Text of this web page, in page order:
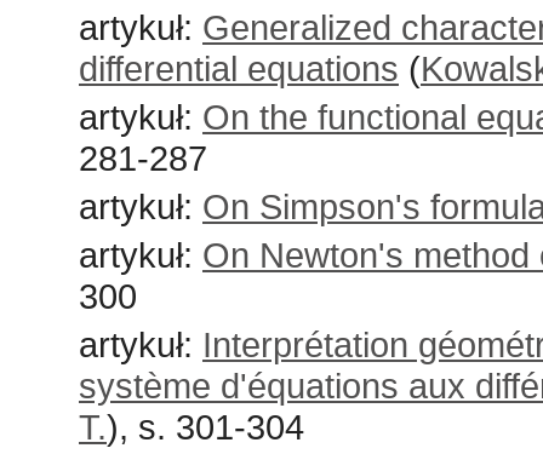
artykuł: Generalized
differential equations (
artykuł: On the functional
281-287
artykuł: On Simpson's
artykuł: On Newton's method
300
artykuł: Interprétation
système d'équations aux
T.), s. 301-304